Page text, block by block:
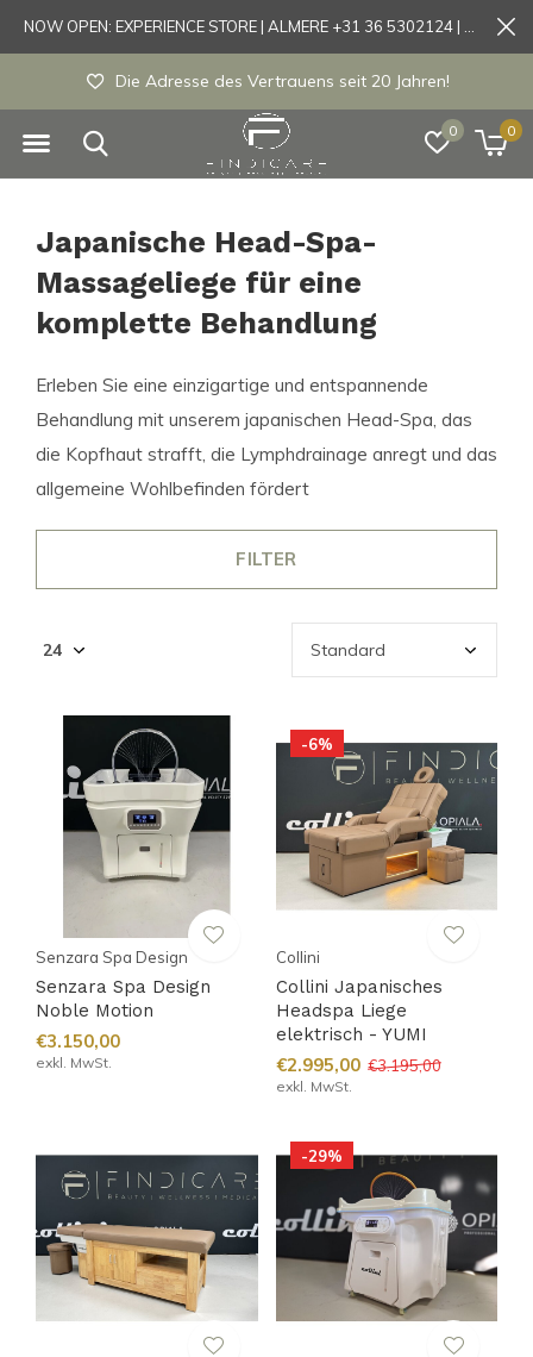
0 0
Die Adresse des Vertrauens seit 20 Jahren!
Japanische Head-Spa-
Massageliege für eine
komplette Behandlung
Erleben Sie eine einzigartige und entspannende
Behandlung mit unserem japanischen Head-Spa, das
die Kopfhaut strafft, die Lymphdrainage anregt und das
allgemeine Wohlbefinden fördert
FILTER
Senzara Spa Design
Senzara Spa Design
Noble Motion
€3.150,00
exkl. MwSt.
-6%
Collini
Collini Japanisches
Headspa Liege
elektrisch - YUMI
€2.995,00 €3.195,00
exkl. MwSt.
-29%